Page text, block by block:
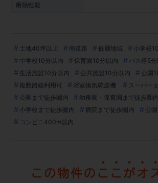
断熱性能
土地40坪以上 南道路 低層地域
小学校
中学校10分以内
保育園10分以内
バス停5
生活施設10分以内
公共施設10分以内
公園
複数路線利用可
浴室換気乾燥機
スーパー
公園まで徒歩圏内
幼稚園・保育園まで徒歩圏内
小学校まで徒歩圏内
病院まで徒歩圏内
公
コンビニ400m以内